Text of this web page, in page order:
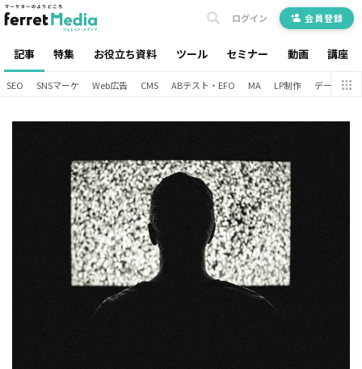
記事 特集 お役立ち資料 ツール セミナー 動画 講座
ログイン 会員登録
SEO SNSマーケ Web広告 CMS ABテスト・EFO MA LP制作 データ分析